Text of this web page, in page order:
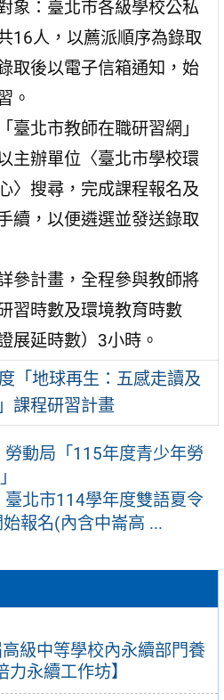
級中等學校內永續部門養
永續工作坊】
象：臺北市各級學校公私
16人，以薦派順序為錄取
取後以電子信箱通知，始
。
臺北市教師在職研習網」
主辦單位〈臺北市學校環
〉搜尋，完成課程報名及
續，以便遴選並發送錄取
參計畫，全程參與教師將
習時數及環境教育時數
展延時數）3小時。
「地球再生：五感走讀及
課程研習計畫
勞動局「115年度青少年勞
臺北市114學年度雙語夏令
報名(內含中崙高 ...